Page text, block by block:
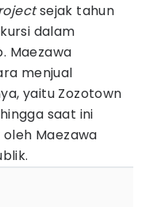
sejak tahun
dalam
Maezawa
menjual
yaitu Zozotown
saat ini
Maezawa